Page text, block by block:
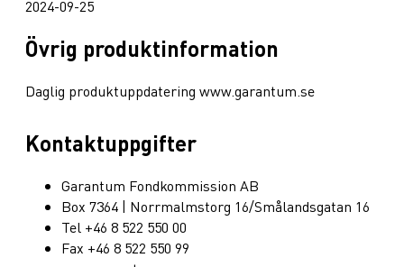
2024-09-25
Övrig produktinformation
Daglig produktuppdatering www.garantum.se
Kontaktuppgifter
Garantum Fondkommission AB
Box 7364 | Norrmalmstorg 16/Smålandsgatan 16
Tel +46 8 522 550 00
Fax +46 8 522 550 99